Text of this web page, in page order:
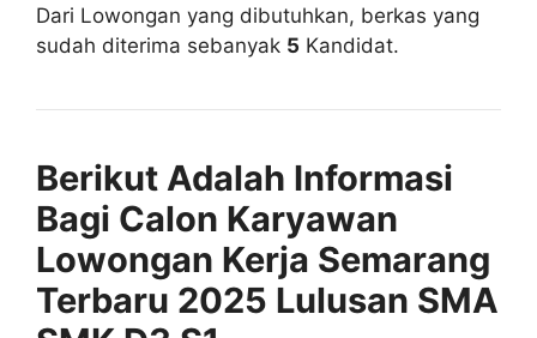
Dari Lowongan yang dibutuhkan, berkas yang
sudah diterima sebanyak 5 Kandidat.
Berikut Adalah Informasi
Bagi Calon Karyawan
Lowongan Kerja Semarang
Terbaru 2025 Lulusan SMA